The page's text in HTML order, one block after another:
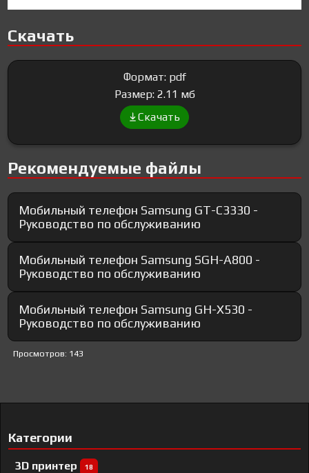
Скачать
Формат: pdf
Размер: 2.11 мб
Скачать
Рекомендуемые файлы
Мобильный телефон Samsung GT-C3330 -
Руководство по обслуживанию
Мобильный телефон Samsung SGH-A800 -
Руководство по обслуживанию
Мобильный телефон Samsung GH-X530 -
Руководство по обслуживанию
Просмотров: 143
Категории
3D принтер 18